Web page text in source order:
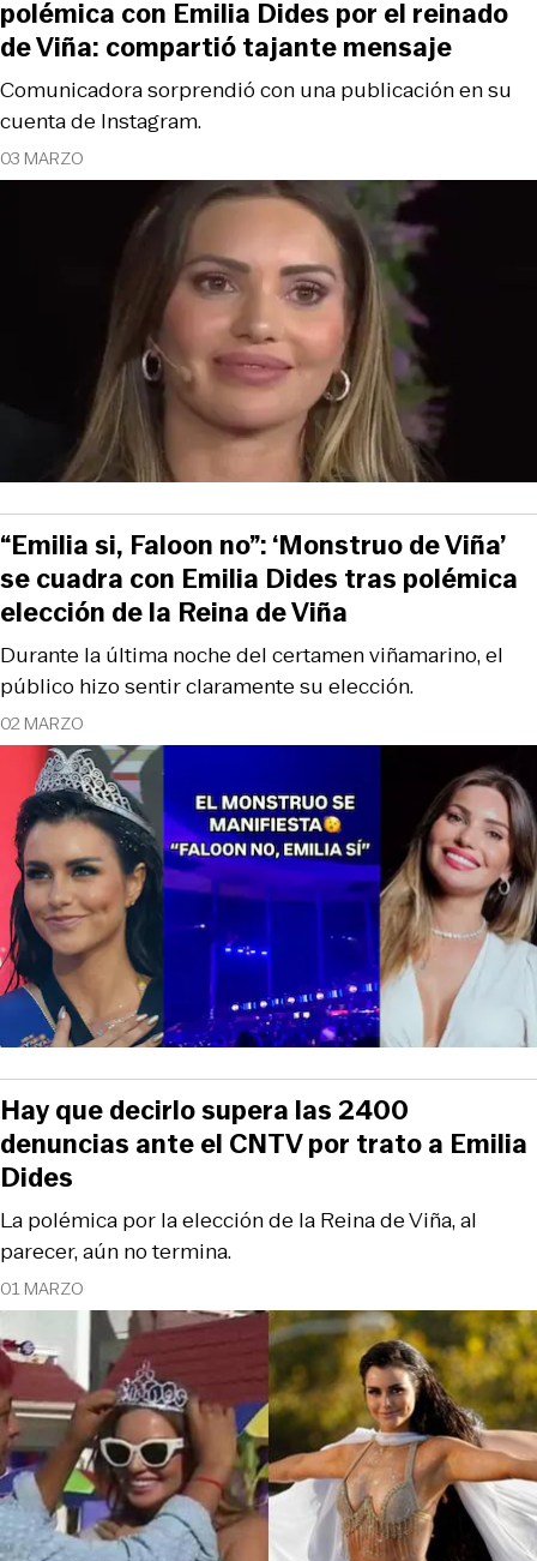
03 MARZO
Comunicadora sorprendió con una publicación en su
cuenta de Instagram.
polémica con Emilia Dides por el reinado
de Viña: compartió tajante mensaje
02 MARZO
Durante la última noche del certamen viñamarino, el
público hizo sentir claramente su elección.
“Emilia si, Faloon no”: ‘Monstruo de Viña’
se cuadra con Emilia Dides tras polémica
elección de la Reina de Viña
01 MARZO
La polémica por la elección de la Reina de Viña, al
parecer, aún no termina.
Hay que decirlo supera las 2400
denuncias ante el CNTV por trato a Emilia
Dides